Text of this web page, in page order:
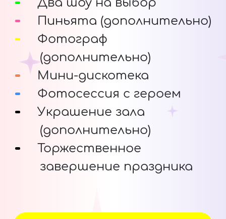
Пиньята (дополнительно)
Фотограф
(дополнительно)
Мини-дискотека
Фотосессия с героем
Украшение зала
(дополнительно)
Торжественное
завершение праздника